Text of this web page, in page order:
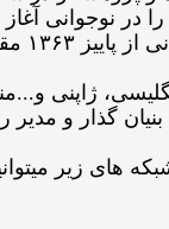
ﺩﺭ ﻧﻮﺟﻮﺍﻧﻰ ﺁﻏﺎﺯ
۵۴ ﺟﻠﺪ ﺍﺯ
ژاپنی
گذار و مدیر
های زیر